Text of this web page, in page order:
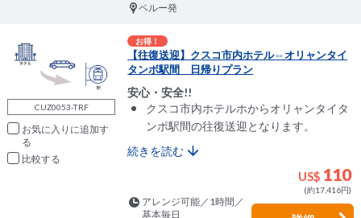
ペルー発
CUZ0053-TRF
お気に入りに追加
比較
お得！
【往復送迎】クスコ市内ホテル⇔オリャンタイ
タンボ駅間 日帰りプラン
安心・安全!!
クスコ市内ホテルホからオリャンタイタ
ンボ駅間の往復送迎となります。
続きを読む
US$ 110
(約17,416円)
アレンジ可能／1時間／
基本毎日